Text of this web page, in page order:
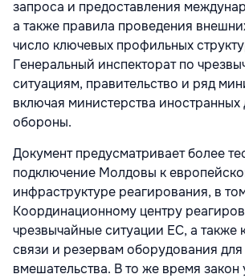
запроса и предоставления
а также правила проведения
число ключевых профильных
Генеральный инспекторат по
ситуациям, правительство и ряд
включая министерства
обороны.
Документ предусматривает более
подключение Молдовы к
инфраструктуре реагирования, в
Координационному центру
чрезвычайные ситуации ЕС, а также
связи и резервам оборудования
вмешательства. В то же время закон